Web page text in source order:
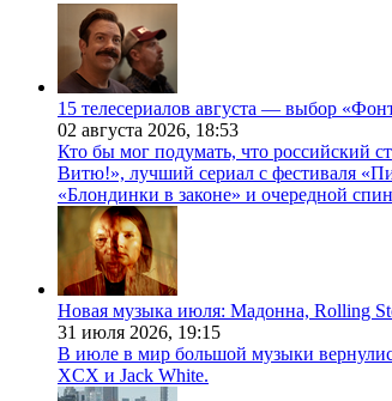
15 телесериалов августа — выбор
02 августа 2026, 18:53
Кто бы мог подумать, что российский
Витю!», лучший сериал с фестиваля
«Блондинки в законе» и очередной
Новая музыка июля: Мадонна, Rolling
31 июля 2026, 19:15
В июле в мир большой музыки
XCX и Jack White.